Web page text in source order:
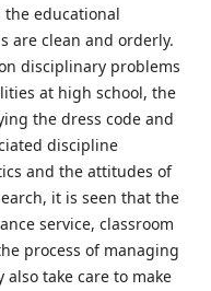
the educational
are clean and orderly.
disciplinary problems
at high school, the
the dress code and
discipline
and the attitudes of
it is seen that the
service, classroom
process of managing
take care to make